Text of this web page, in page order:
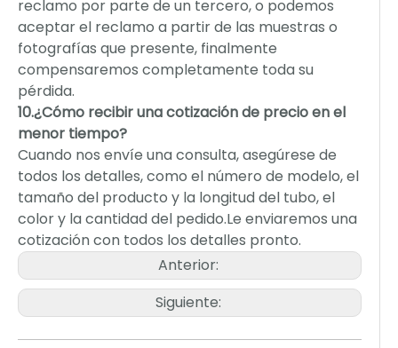
reclamo por parte de un tercero, o podemos
aceptar el reclamo a partir de las muestras o
fotografías que presente, finalmente
compensaremos completamente toda su
pérdida.
10.¿Cómo recibir una cotización de precio en el
menor tiempo?
Cuando nos envíe una consulta, asegúrese de
todos los detalles, como el número de modelo, el
tamaño del producto y la longitud del tubo, el
color y la cantidad del pedido.Le enviaremos una
cotización con todos los detalles pronto.
Anterior:
Siguiente: